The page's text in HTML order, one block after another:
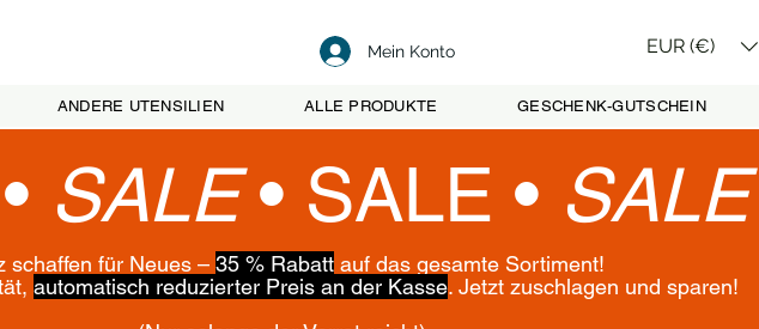
Mein Konto EUR (€)
ANDERE UTENSILIEN ALLE PRODUKTE GESCHENK-GUTSCHEIN
SALE• SALE • SALE
schaffen für Neues – 35 % Rabatt auf das gesamte Sortiment!
automatisch reduzierter Preis an der Kasse. Jetzt zuschlagen und sparen!